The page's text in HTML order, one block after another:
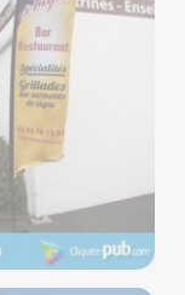
– Fabrication
Pub ©2024